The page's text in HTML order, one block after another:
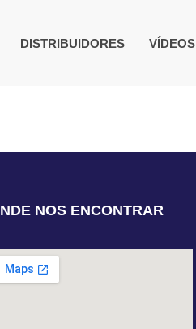
DISTRIBUIDORES VÍDEOS
NOS ENCONTRAR